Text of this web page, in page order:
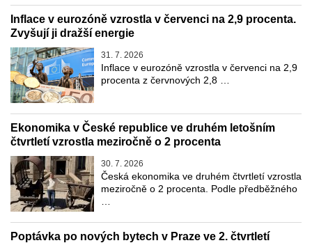
Inflace v eurozóně vzrostla v červenci na 2,9 procenta.
Zvyšují ji dražší energie
31. 7. 2026
Inflace v eurozóně vzrostla v červenci na 2,9
procenta z červnových 2,8 …
Ekonomika v České republice ve druhém letošním
čtvrtletí vzrostla meziročně o 2 procenta
30. 7. 2026
Česká ekonomika ve druhém čtvrtletí vzrostla
meziročně o 2 procenta. Podle předběžného
…
Poptávka po nových bytech v Praze ve 2. čtvrtletí